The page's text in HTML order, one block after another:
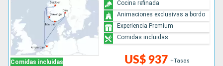
Comidas incluidas US$ 937 +Tasas
Cocina refinada
Animaciones exclusivas a bordo
Experiencia Premium
Comidas incluidas